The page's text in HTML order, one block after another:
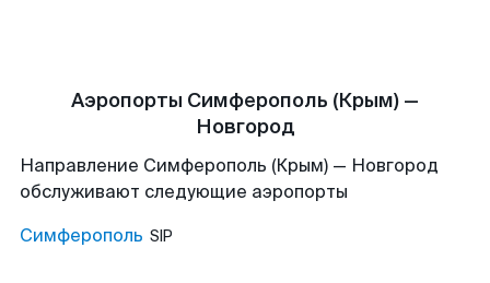
Аэропорты Симферополь (Крым) —
Новгород
Направление Симферополь (Крым) — Новгород
обслуживают следующие аэропорты
Симферополь SIP